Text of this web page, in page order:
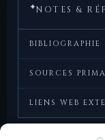
✦NOTES &
BIBLIOGRAPHIE